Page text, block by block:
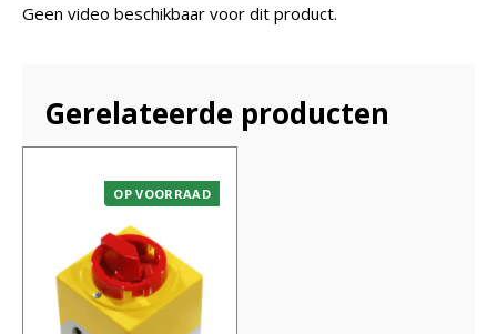
Geen video beschikbaar voor dit product.
Gerelateerde producten
OP VOORRAAD